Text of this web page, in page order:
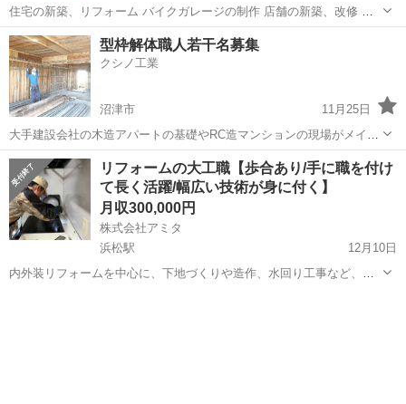
住宅の新築、リフォーム バイクガレージの制作 店舗の新築、改修 工
場の新築、改修、増改築 個人のお客様から企業様など、幅広くご依頼
を承っております。 多岐にわたる建物、工事にてのご活躍をお願い致
します。 経験...
静岡 浜松市 積志駅 大工 事業拡大
型枠解体職人若干名募集
クシノ工業
沼津市
11月25日
大手建設会社の木造アパートの基礎やRC造マンションの現場がメイン
になります 誰にでも出来る単純作業も有りますので、やる気と多少の
体力が有れば、建設業未経験、中高年、女性でも大歓迎！ 給料は、半
日区切り、会社都合で...
静岡 沼津市 半日
リフォームの大工職【歩合あり/手に職を付け
て長く活躍/幅広い技術が身に付く】
月収300,000円
株式会社アミタ
浜松駅
12月10日
内外装リフォームを中心に、下地づくりや造作、水回り工事など、大